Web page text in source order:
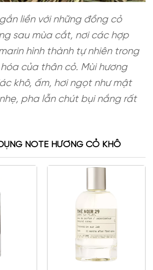
liền với những đồng cỏ
sau mùa cắt, nơi các hợp
hình thành tự nhiên trong
của thân cỏ. Mùi hương
khô, ấm, hơi ngọt như mật
pha lẫn chút bụi nắng rất
NOTE HƯƠNG CỎ KHÔ